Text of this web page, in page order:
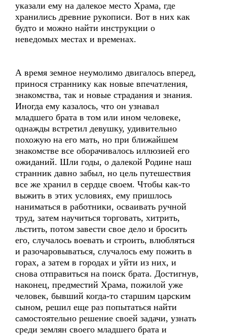
указали ему на далекое место Храма, где
хранились древние рукописи. Вот в них как
будто и можно найти инструкции о
неведомых местах и временах.
А время земное неумолимо двигалось вперед,
принося страннику как новые впечатления,
знакомства, так и новые страдания и знания.
Иногда ему казалось, что он узнавал
младшего брата в том или ином человеке,
однажды встретил девушку, удивительно
похожую на его мать, но при ближайшем
знакомстве все оборачивалось иллюзией его
ожиданий. Шли годы, о далекой Родине наш
странник давно забыл, но цель путешествия
все же хранил в сердце своем. Чтобы как-то
выжить в этих условиях, ему пришлось
наниматься в работники, осваивать ручной
труд, затем научиться торговать, хитрить,
льстить, потом завести свое дело и бросить
его, случалось воевать и строить, влюбляться
и разочаровываться, случалось ему пожить в
горах, а затем в городах и уйти из них, и
снова отправиться на поиск брата. Достигнув,
наконец, предместий Храма, пожилой уже
человек, бывший когда-то старшим царским
сыном, решил еще раз попытаться найти
самостоятельно решение своей задачи, узнать
среди землян своего младшего брата и